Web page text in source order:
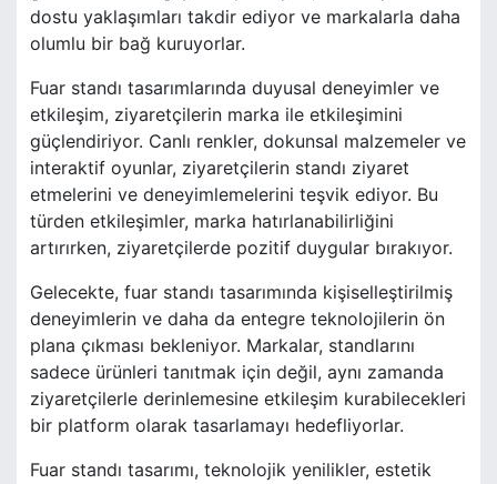
dostu yaklaşımları takdir ediyor ve markalarla daha
olumlu bir bağ kuruyorlar.
Fuar standı tasarımlarında duyusal deneyimler ve
etkileşim, ziyaretçilerin marka ile etkileşimini
güçlendiriyor. Canlı renkler, dokunsal malzemeler ve
interaktif oyunlar, ziyaretçilerin standı ziyaret
etmelerini ve deneyimlemelerini teşvik ediyor. Bu
türden etkileşimler, marka hatırlanabilirliğini
artırırken, ziyaretçilerde pozitif duygular bırakıyor.
Gelecekte, fuar standı tasarımında kişiselleştirilmiş
deneyimlerin ve daha da entegre teknolojilerin ön
plana çıkması bekleniyor. Markalar, standlarını
sadece ürünleri tanıtmak için değil, aynı zamanda
ziyaretçilerle derinlemesine etkileşim kurabilecekleri
bir platform olarak tasarlamayı hedefliyorlar.
Fuar standı tasarımı, teknolojik yenilikler, estetik